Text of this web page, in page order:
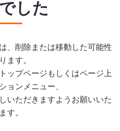
した
、削除または移動した可能性
ます。
ップページもしくはページ上
ョンメニュー、
いただきますようお願いいた
す。